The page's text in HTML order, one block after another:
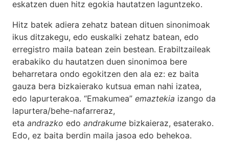
eskatzen duen hitz egokia hautatzen laguntzeko.
Hitz batek adiera zehatz batean dituen sinonimoak
ikus ditzakegu, edo euskalki zehatz batean, edo
erregistro maila batean zein bestean. Erabiltzaileak
erabakiko du hautatzen duen sinonimoa bere
beharretara ondo egokitzen den ala ez: ez baita
gauza bera bizkaierako kutsua eman nahi izatea,
edo lapurterakoa. “Emakumea” emaztekia izango da
lapurtera/behe-nafarreraz,
eta andrazko edo andrakume bizkaieraz, esaterako.
Edo, ez baita berdin maila jasoa edo behekoa.